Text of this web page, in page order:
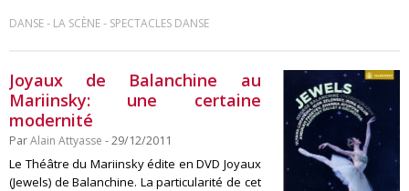
DANSE- LA SCÈNE- SPECTACLES DANSE
Joyaux de Balanchine au
Mariinsky: une certaine
modernité
ParAlain Attyasse - 29/12/2011
Le Théâtre du Mariinsky édite en DVD Joyaux
(Jewels) de Balanchine. La particularité de cet